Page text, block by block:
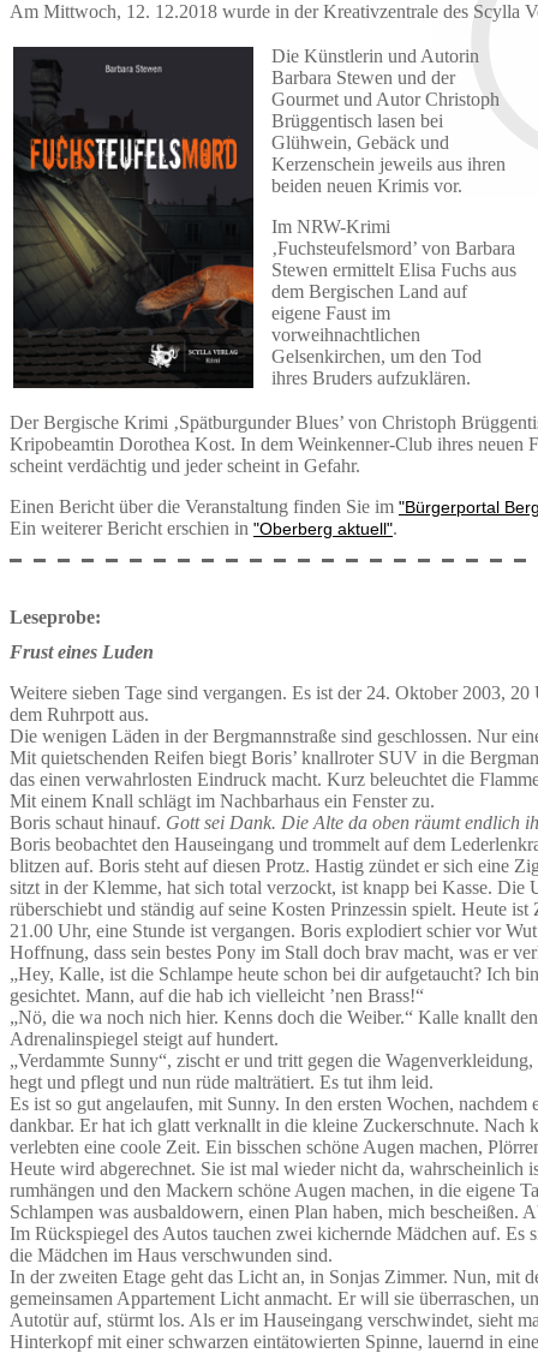
Am Mittwoch, 12. 12.2018 wurde in der Kreativzentrale des Scylla
Die Künstlerin und Autorin
Barbara Stewen und der
Gourmet und Autor Christoph
Brüggentisch lasen bei
Glühwein, Gebäck und
Kerzenschein jeweils aus ihren
beiden neuen Krimis vor.
Im NRW-Krimi
‚Fuchsteufelsmord’ von Barbara
Stewen ermittelt Elisa Fuchs aus
dem Bergischen Land auf
eigene Faust im
vorweihnachtlichen
Gelsenkirchen, um den Tod
ihres Bruders aufzuklären.
Der Bergische Krimi ‚Spätburgunder Blues’ von Christoph
Kripobeamtin Dorothea Kost. In dem Weinkenner-Club ihres neuen
scheint verdächtig und jeder scheint in Gefahr.
Einen Bericht über die Veranstaltung finden Sie im "Bürgerportal
Ein weiterer Bericht erschien in "Oberberg aktuell".
Leseprobe:
Frust eines Luden
Weitere sieben Tage sind vergangen. Es ist der 24. Oktober 2003,
dem Ruhrpott aus.
Die wenigen Läden in der Bergmannstraße sind geschlossen. Nur
Mit quietschenden Reifen biegt Boris’ knallroter SUV in die
das einen verwahrlosten Eindruck macht. Kurz beleuchtet die
Mit einem Knall schlägt im Nachbarhaus ein Fenster zu.
Boris schaut hinauf. Gott sei Dank. Die Alte da oben räumt endlich
Boris beobachtet den Hauseingang und trommelt auf dem
blitzen auf. Boris steht auf diesen Protz. Hastig zündet er sich eine
sitzt in der Klemme, hat sich total verzockt, ist knapp bei Kasse.
rüberschiebt und ständig auf seine Kosten Prinzessin spielt. Heute ist
21.00 Uhr, eine Stunde ist vergangen. Boris explodiert schier vor
Hoffnung, dass sein bestes Pony im Stall doch brav macht, was er
„Hey, Kalle, ist die Schlampe heute schon bei dir aufgetaucht? Ich
gesichtet. Mann, auf die hab ich vielleicht ’nen Brass!“
„Nö, die wa noch nich hier. Kenns doch die Weiber.“ Kalle knallt
Adrenalinspiegel steigt auf hundert.
„Verdammte Sunny“, zischt er und tritt gegen die
hegt und pflegt und nun rüde malträtiert. Es tut ihm leid.
Es ist so gut angelaufen, mit Sunny. In den ersten Wochen,
dankbar. Er hat ich glatt verknallt in die kleine Zuckerschnute.
verlebten eine coole Zeit. Ein bisschen schöne Augen machen,
Heute wird abgerechnet. Sie ist mal wieder nicht da, wahrscheinlich
rumhängen und den Mackern schöne Augen machen, in die eigene
Schlampen was ausbaldowern, einen Plan haben, mich
Im Rückspiegel des Autos tauchen zwei kichernde Mädchen auf.
die Mädchen im Haus verschwunden sind.
In der zweiten Etage geht das Licht an, in Sonjas Zimmer. Nun, mit
gemeinsamen Appartement Licht anmacht. Er will sie überraschen,
Autotür auf, stürmt los. Als er im Hauseingang verschwindet, sieht
Hinterkopf mit einer schwarzen eintätowierten Spinne, lauernd in